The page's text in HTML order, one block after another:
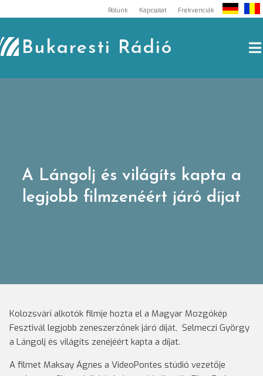
to
content
Rólunk Kapcsolat Frekvenciák
Bukaresti Rádió
A Lángolj és világíts kapta a
legjobb filmzenéért járó díjat
Kolozsvári alkotók filmje hozta el a Magyar Mozgókép
Fesztivál legjobb zeneszerzőnek járó díját, Selmeczi György
a Lángolj és világíts zenéjéért kapta a díjat.
A filmet Maksay Ágnes a VideoPontes stúdió vezetője